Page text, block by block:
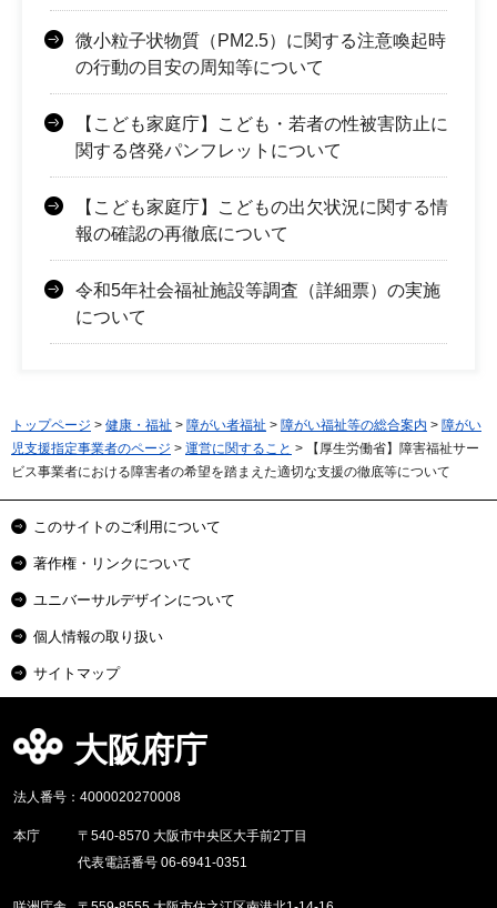
微小粒子状物質（PM2.5）に関する注意喚起時
の行動の目安の周知等について
【こども家庭庁】こども・若者の性被害防止に
関する啓発パンフレットについて
【こども家庭庁】こどもの出欠状況に関する情
報の確認の再徹底について
令和5年社会福祉施設等調査（詳細票）の実施
について
トップページ > 健康・福祉 > 障がい者福祉 > 障がい福祉等の総合案内 > 障がい
児支援指定事業者のページ > 運営に関すること > 【厚生労働省】障害福祉サー
ビス事業者における障害者の希望を踏まえた適切な支援の徹底等について
このサイトのご利用について
著作権・リンクについて
ユニバーサルデザインについて
個人情報の取り扱い
サイトマップ
大阪府庁
法人番号：4000020270008
本庁
〒540-8570 大阪市中央区大手前2丁目
代表電話番号 06-6941-0351